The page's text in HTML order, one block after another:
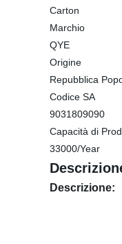
Carton
Marchio
QYE
Origine
Repubblica
Codice SA
9031809090
Capacità di
33000/Year
Descrizione: